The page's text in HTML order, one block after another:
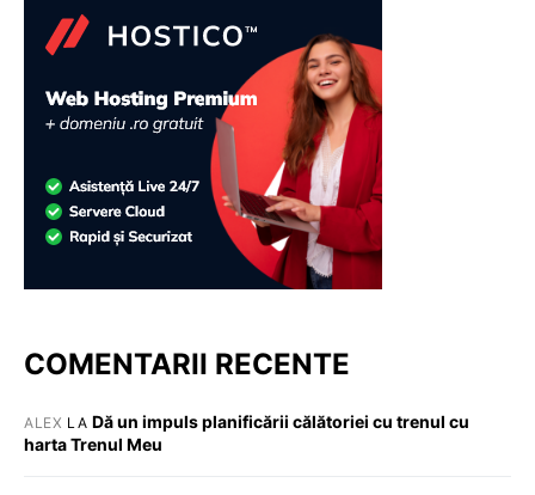
COMENTARII RECENTE
ALEX LA Dă un impuls planificării călătoriei cu trenul cu
harta Trenul Meu